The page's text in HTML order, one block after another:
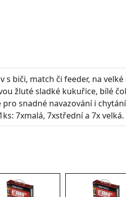
biči, match či feeder, na velké
žluté sladké kukuřice, bílé
snadné navazování i
7xmalá, 7xstřední a 7x velká.